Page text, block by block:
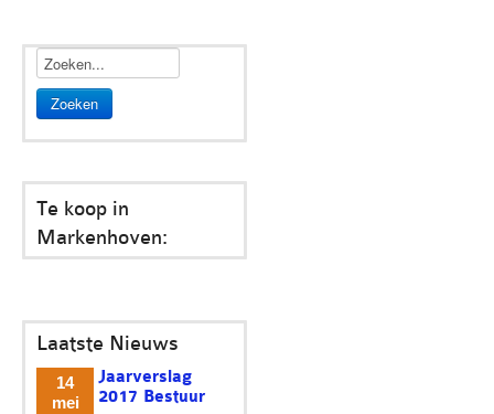
Zoeken
Te koop in
Markenhoven:
Laatste Nieuws
14
mei
Jaarverslag
2017 Bestuur